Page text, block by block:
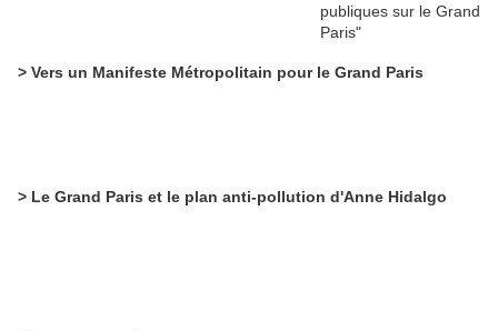
> Vers un Manifeste Métropolitain pour le Grand Paris
> Le Grand Paris et le plan anti-pollution d'Anne Hidalgo